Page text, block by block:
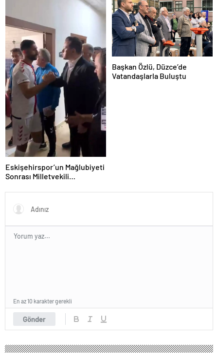
Eskişehirspor’un Mağlubiyeti
Sonrası Milletvekili
Başkan Özlü, Düzce’de
Vatandaşlarla Buluştu
Gönder
En az 10 karakter gerekli